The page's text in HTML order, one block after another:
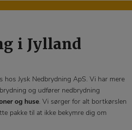
i Jylland
hos Jysk Nedbrydning ApS. Vi har mere
og udfører nedbrydning
og huse. Vi sørger for alt bortkørslen
pakke til at ikke bekymre dig om